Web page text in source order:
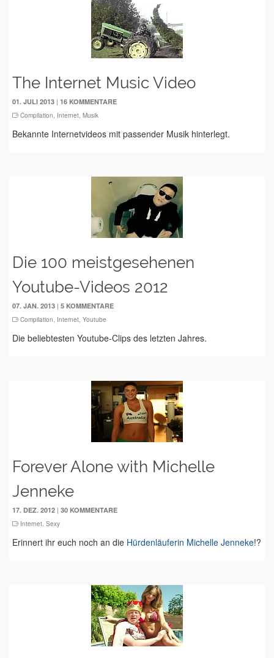
The Internet Music Video
01. JULI 2013 | 16 KOMMENTARE
Compilation, Internet, Musik
Bekannte Internetvideos mit passender Musik hinterlegt.
Die 100 meistgesehenen
Youtube-Videos 2012
07. JAN. 2013 | 5 KOMMENTARE
Compilation, Internet, Youtube
Die beliebtesten Youtube-Clips des letzten Jahres.
Forever Alone with Michelle
Jenneke
17. DEZ. 2012 | 30 KOMMENTARE
Internet, Sexy
Erinnert ihr euch noch an die Hürdenläuferin Michelle Jenneke!?